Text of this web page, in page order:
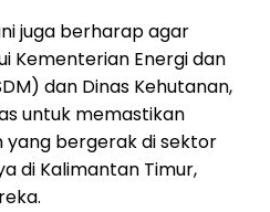
juga berharap agar
Kementerian Energi dan
dan Dinas Kehutanan,
untuk memastikan
bergerak di sektor
di Kalimantan Timur,